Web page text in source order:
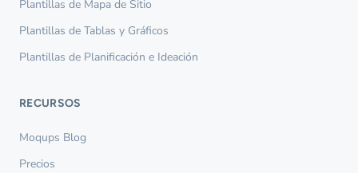
Plantillas de Mapa de Sitio
Plantillas de Tablas y Gráficos
Plantillas de Planificación e Ideación
RECURSOS
Moqups Blog
Precios